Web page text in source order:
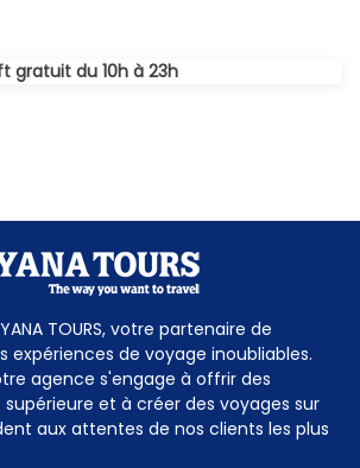
gratuit du 10h à 23h
TOURS, votre partenaire de
expériences de voyage inoubliables.
agence s'engage à offrir des
et à créer des voyages sur
aux attentes de nos clients les plus